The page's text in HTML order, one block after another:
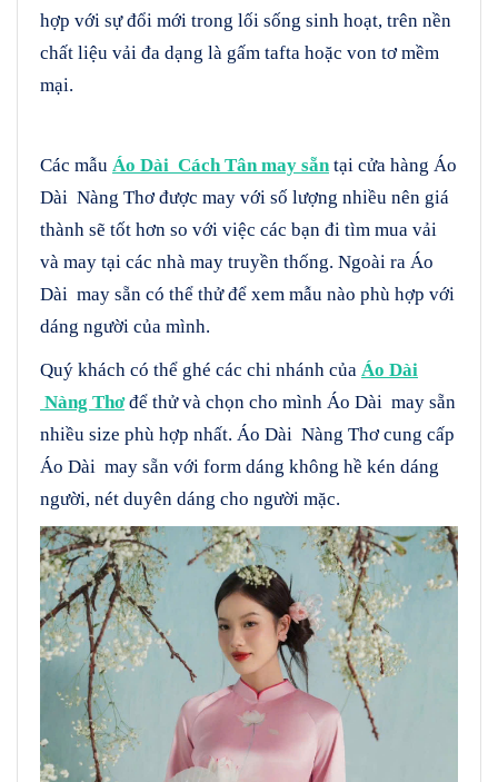
hợp với sự đổi mới trong lối sống sinh hoạt, trên nền
chất liệu vải đa dạng là gấm tafta hoặc von tơ mềm
mại.
Các mẫu Áo Dài Cách Tân may sẵntại cửa hàng Áo
Dài Nàng Thơ được may với số lượng nhiều nên giá
thành sẽ tốt hơn so với việc các bạn đi tìm mua vải
và may tại các nhà may truyền thống. Ngoài ra Áo
Dài may sẵn có thể thử để xem mẫu nào phù hợp với
dáng người của mình.
Quý khách có thể ghé các chi nhánh của Áo Dài
Nàng Thơđể thử và chọn cho mình Áo Dài may sẵn
nhiều size phù hợp nhất. Áo Dài Nàng Thơ cung cấp
Áo Dài may sẵn với form dáng không hề kén dáng
người, nét duyên dáng cho người mặc.